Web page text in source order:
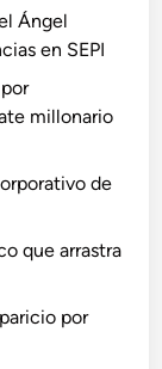
Ángel
en SEPI
millonario
de
que arrastra
por